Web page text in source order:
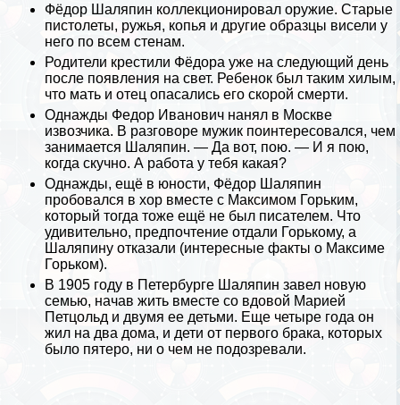
Фёдор Шаляпин коллекционировал оружие. Старые
пистолеты, ружья, копья и другие образцы висели у
него по всем стенам.
Родители крестили Фёдора уже на следующий день
после появления на свет. Ребенок был таким хилым,
что мать и отец опасались его скорой cмepти.
Однажды Федор Иванович нанял в Москве
извозчика. В разговоре мужик поинтересовался, чем
занимается Шаляпин. — Да вот, пою. — И я пою,
когда скучно. А работа у тебя какая?
Однажды, ещё в юности, Фёдор Шаляпин
пробовался в хор вместе с Максимом Горьким,
который тогда тоже ещё не был писателем. Что
удивительно, предпочтение отдали Горькому, а
Шаляпину отказали (интересные факты о Максиме
Горьком).
В 1905 году в Петербурге Шаляпин завел новую
семью, начав жить вместе со вдовой Марией
Петцольд и двумя ее детьми. Еще четыре года он
жил на два дома, и дети от первого бpaка, которых
было пятеро, ни о чем не подозревали.